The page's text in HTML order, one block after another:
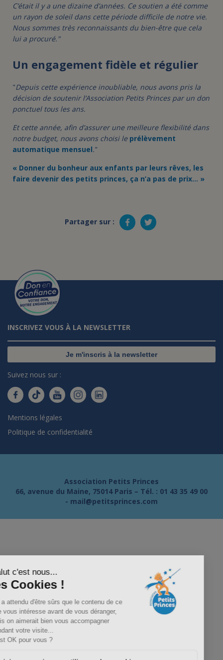
Salut c'est nous...
les Cookies !
On a attendu d'être sûrs que le contenu de ce
site vous intéresse avant de vous déranger,
mais on aimerait bien vous accompagner
pendant votre visite...
C'est OK pour vous ?
C’était il y a une dizaine d’années. Ce soutien a été comme
un rayon de soleil dans cette période difficile de notre vie.
Nous sommes très reconnaissants du bien-être que cela
lui a procuré."
Un engagement fidèle et régulier
"Depuis cette expérience inoubliable, nous avons pris la
décision de soutenir l’Association Petits Princes par un don
ponctuel tous les ans.
Et cette année, afin d’assurer une meilleure flexibilité dans
notre budget, nous avons choisi le prélèvement
automatique mensuel."
« Donner du bonheur aux enfants par leurs rêves, les
faire devenir des petits princes, ça n’a pas de prix… »
Partager sur :
INSCRIVEZ VOUS À LA NEWSLETTER
Je m'inscris à la newsletter
Suivez nous sur :
Mentions légales
Politique de confidentialité
Association Petits Princes
66, avenue du Maine, 75014 Paris – Tél. : 01 43 35 49 00
- mail@petitsprinces.com